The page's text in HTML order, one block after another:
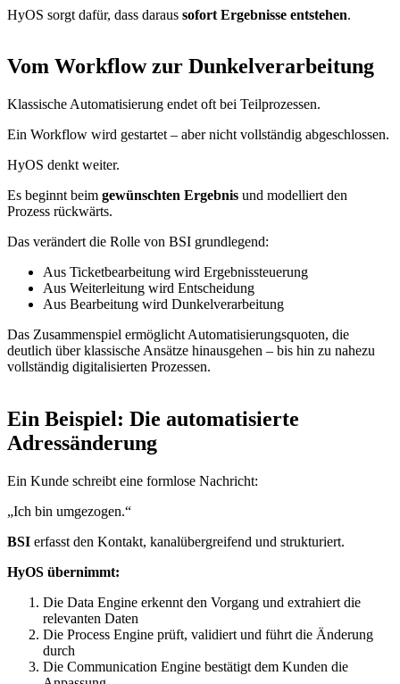
HyOS sorgt dafür, dass daraus sofort Ergebnisse entstehen.
Vom Workflow zur Dunkelverarbeitung
Klassische Automatisierung endet oft bei Teilprozessen.
Ein Workflow wird gestartet – aber nicht vollständig abgeschlossen.
HyOS denkt weiter.
Es beginnt beim gewünschten Ergebnis und modelliert den
Prozess rückwärts.
Das verändert die Rolle von BSI grundlegend:
Aus Ticketbearbeitung wird Ergebnissteuerung
Aus Weiterleitung wird Entscheidung
Aus Bearbeitung wird Dunkelverarbeitung
Das Zusammenspiel ermöglicht Automatisierungsquoten, die
deutlich über klassische Ansätze hinausgehen – bis hin zu nahezu
vollständig digitalisierten Prozessen.
Ein Beispiel: Die automatisierte
Adressänderung
Ein Kunde schreibt eine formlose Nachricht:
„Ich bin umgezogen.“
BSI erfasst den Kontakt, kanalübergreifend und strukturiert.
HyOS übernimmt:
Die Data Engine erkennt den Vorgang und extrahiert die
relevanten Daten
Die Process Engine prüft, validiert und führt die Änderung
durch
Die Communication Engine bestätigt dem Kunden die